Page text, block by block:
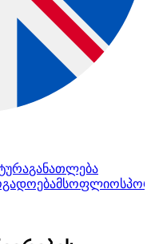
განათლება
მსოფლიო